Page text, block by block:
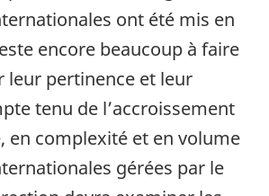
ont été mis en
encore beaucoup à faire
leur pertinence et leur
tenu de l’accroissement
en complexité et en volume
gérées par le